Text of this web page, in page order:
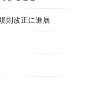
則改正に進展